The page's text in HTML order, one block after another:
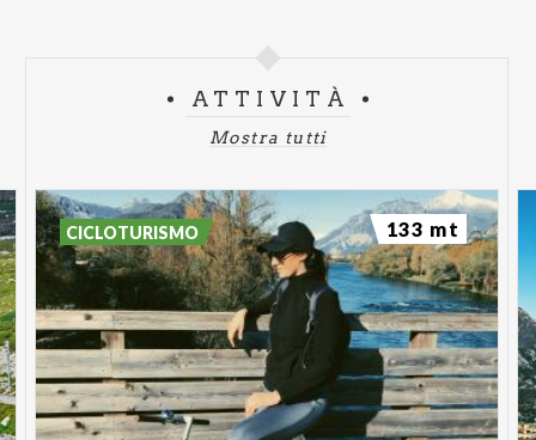
ATTIVITÀ
Mostra tutti
CICLOTURISMO 133 mt